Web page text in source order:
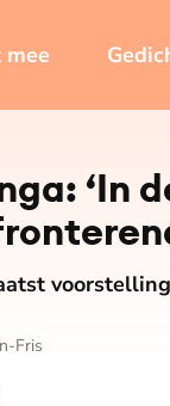
mee
‘In
Fris